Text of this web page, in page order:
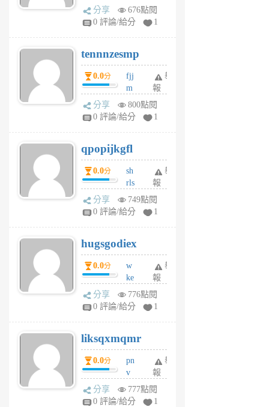
sg
sr
6
個
月
前
分享
676點閱
0 評論/給分
1
tennnzesmp
0.0分
fjj
m
w
rs
6
個
月
前
舉
報
分享
800點閱
0 評論/給分
1
qpopijkgfl
0.0分
sh
rls
k
m
6
個
月
前
舉
報
分享
749點閱
0 評論/給分
1
hugsgodiex
0.0分
w
ke
rv
pj
6
個
月
前
舉
報
分享
776點閱
0 評論/給分
1
liksqxmqmr
0.0分
pn
v
wt
sv
舉
報
分享
777點閱
0 評論/給分
1